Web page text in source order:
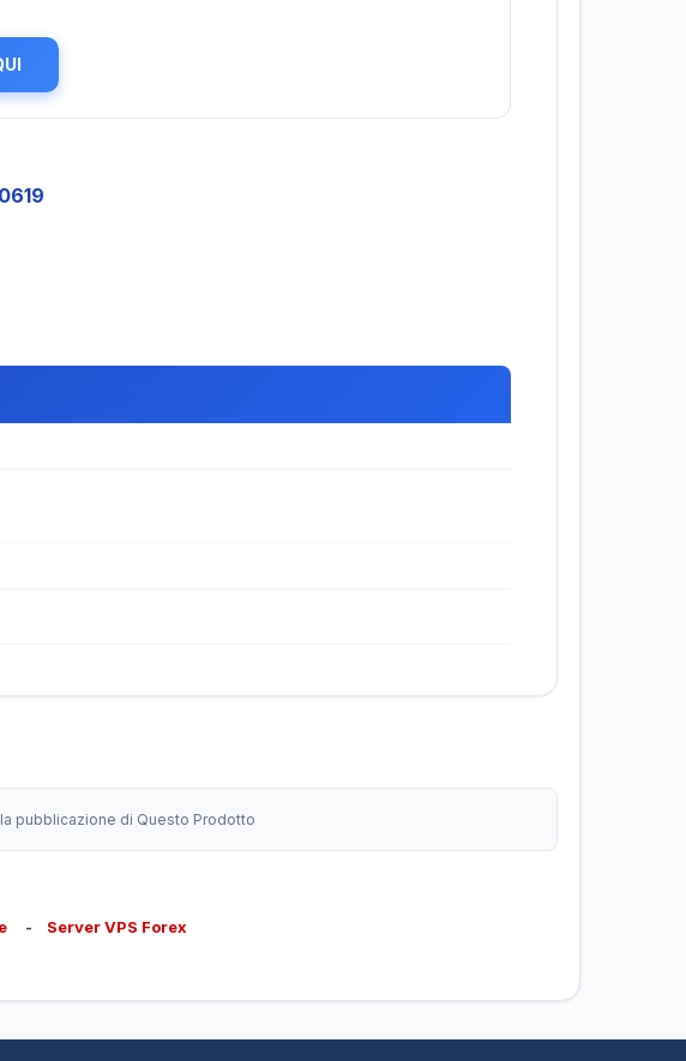
pubblicazione di Questo Prodotto
- Server VPS Forex